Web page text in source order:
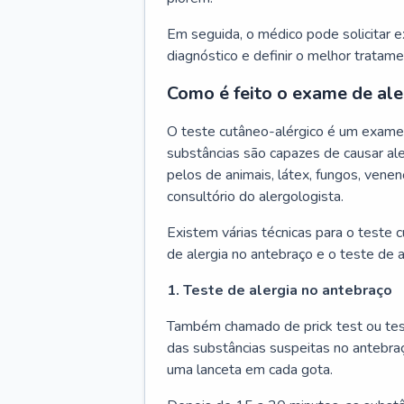
Em seguida, o médico pode solicitar
diagnóstico e definir o melhor
Como é feito o exame de
O teste cutâneo-alérgico é um
substâncias são capazes de causar
pelos de animais, látex, fungos,
consultório do alergologista.
Existem várias técnicas para o teste
de alergia no antebraço e o teste de
1. Teste de alergia no antebraço
Também chamado de prick test ou
das substâncias suspeitas no
uma lanceta em cada gota.